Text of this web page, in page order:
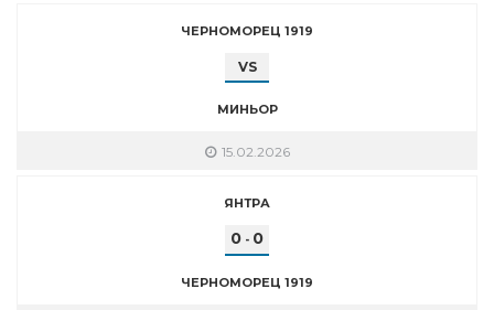
ЧЕРНОМОРЕЦ 1919
VS
МИНЬОР
15.02.2026
ЯНТРА
0 - 0
ЧЕРНОМОРЕЦ 1919